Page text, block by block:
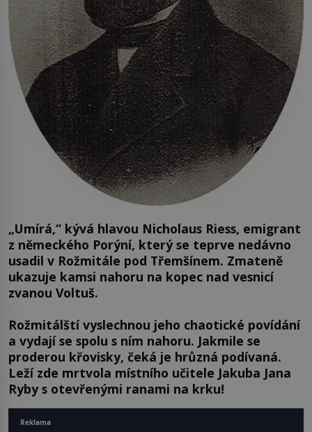
„Umírá,“ kývá hlavou Nicholaus Riess, emigrant
z německého Porýní, který se teprve nedávno
usadil v Rožmitále pod Třemšínem. Zmateně
ukazuje kamsi nahoru na kopec nad vesnicí
zvanou Voltuš.
Rožmitálští vyslechnou jeho chaotické povídání
a vydají se spolu s ním nahoru. Jakmile se
proderou křovisky, čeká je hrůzná podívaná.
Leží zde mrtvola místního učitele Jakuba Jana
Ryby s otevřenými ranami na krku!
Reklama